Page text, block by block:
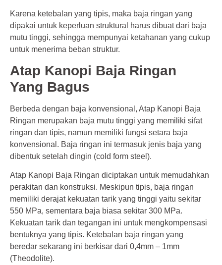
Karena ketebalan yang tipis, maka baja ringan yang
dipakai untuk keperluan struktural harus dibuat dari baja
mutu tinggi, sehingga mempunyai ketahanan yang cukup
untuk menerima beban struktur.
Atap Kanopi Baja Ringan
Yang Bagus
Berbeda dengan baja konvensional, Atap Kanopi Baja
Ringan merupakan baja mutu tinggi yang memiliki sifat
ringan dan tipis, namun memiliki fungsi setara baja
konvensional. Baja ringan ini termasuk jenis baja yang
dibentuk setelah dingin (cold form steel).
Atap Kanopi Baja Ringan diciptakan untuk memudahkan
perakitan dan konstruksi. Meskipun tipis, baja ringan
memiliki derajat kekuatan tarik yang tinggi yaitu sekitar
550 MPa, sementara baja biasa sekitar 300 MPa.
Kekuatan tarik dan tegangan ini untuk mengkompensasi
bentuknya yang tipis. Ketebalan baja ringan yang
beredar sekarang ini berkisar dari 0,4mm – 1mm
(Theodolite).